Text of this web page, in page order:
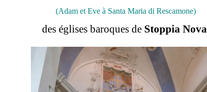
(Adam et Eve à Santa Maria di Rescamone)
des églises baroques de Stoppia Nova